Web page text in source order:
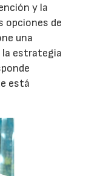
y la
opciones de
una
estrategia
está